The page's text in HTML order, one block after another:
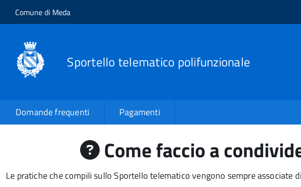
Salta al contenuto principale
Skip to site navigation
Comune di Meda
Sportello telematico polifunzionale
Domande frequenti Pagamenti
Come faccio a
Le pratiche che compili sullo Sportello telematico vengono sempre